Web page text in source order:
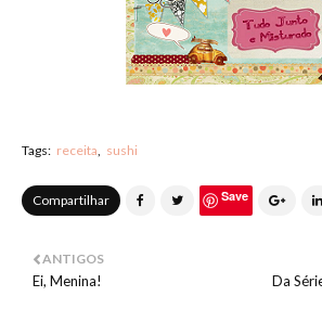
Tags: receita sushi
Compartilhar Save
Da
ANTIGOS
Ei, Menina!